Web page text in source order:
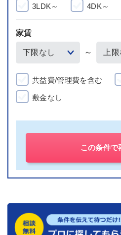
3LDK～ 4DK～
家賃
～
共益費/管理費を含む
敷金なし
この条件で